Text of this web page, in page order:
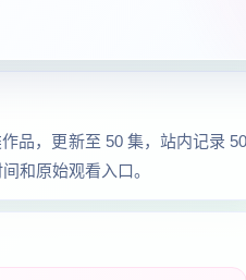
品，更新至 50 集，站内记录 50
和原始观看入口。